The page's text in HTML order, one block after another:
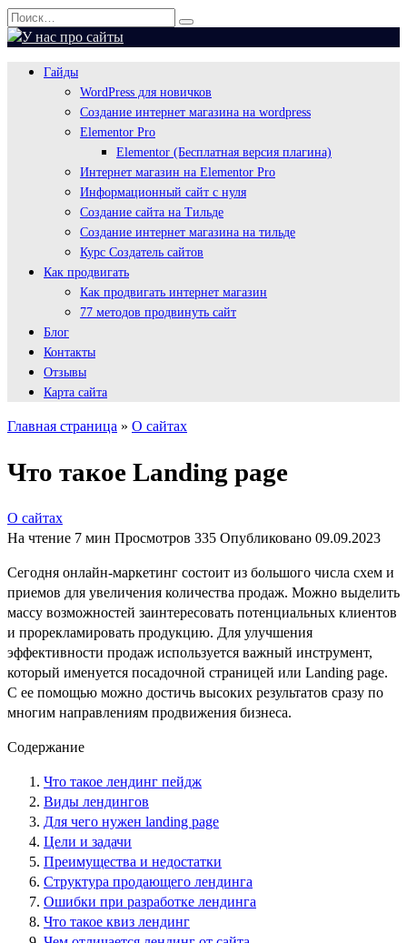
Перейти
к
Search
for:
Гайды
WordPress для новичков
Создание интернет магазина на wordpress
Elementor Pro
Elementor (Бесплатная версия плагина)
Интернет магазин на Elementor Pro
Информационный сайт с нуля
Создание сайта на Тильде
Создание интернет магазина на тильде
Курс Создатель сайтов
Как продвигать
Как продвигать интернет магазин
77 методов продвинуть сайт
Блог
Контакты
Отзывы
Карта сайта
Главная страница » О сайтах
Что такое Landing page
О сайтах
На чтение 7 мин Просмотров 335 Опубликовано 09.09.2023
Сегодня онлайн-маркетинг состоит из большого числа схем и
приемов для увеличения количества продаж. Можно выделить
массу возможностей заинтересовать потенциальных клиентов
и прорекламировать продукцию. Для улучшения
эффективности продаж используется важный инструмент,
который именуется посадочной страницей или Landing page.
С ее помощью можно достичь высоких результатов сразу по
многим направлениям продвижения бизнеса.
Содержание
Что такое лендинг пейдж
Виды лендингов
Для чего нужен landing page
Цели и задачи
Преимущества и недостатки
Структура продающего лендинга
Ошибки при разработке лендинга
Что такое квиз лендинг